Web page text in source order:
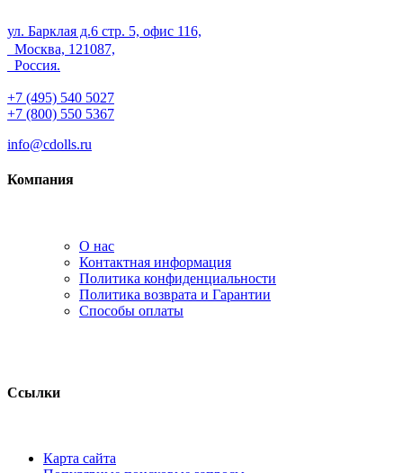
ул. Барклая д.6 стр. 5, офис 116,
Москва, 121087,
Россия.
+7 (495) 540 5027
+7 (800) 550 5367
info@cdolls.ru
Компания
О нас
Контактная информация
Политика конфиденциальности
Политика возврата и Гарантии
Способы оплаты
Ссылки
Карта сайта